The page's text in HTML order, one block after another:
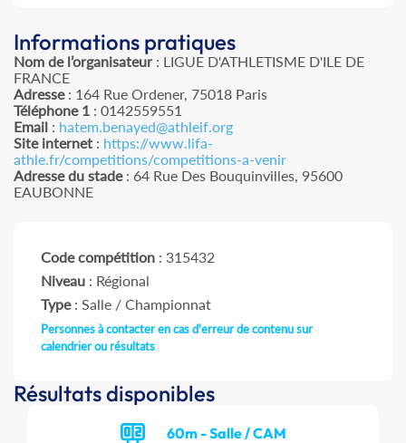
Informations pratiques
Nom de l’organisateur: LIGUE D'ATHLETISME D'ILE DE
FRANCE
Adresse: 164 Rue Ordener, 75018 Paris
Téléphone 1 : 0142559551
Email : hatem.benayed@athleif.org
Site internet : https://www.lifa-
athle.fr/competitions/competitions-a-venir
Adresse du stade: 64 Rue Des Bouquinvilles, 95600
EAUBONNE
Code compétition : 315432
Niveau : Régional
Type: Salle / Championnat
Personnes à contacter en cas d'erreur de contenu sur
calendrier ou résultats
Résultats disponibles
60m - Salle / CAM